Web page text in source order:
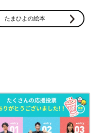
たまひよの絵本